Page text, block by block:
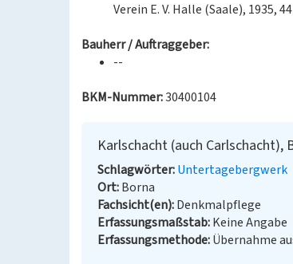
Verein E. V. Halle (Saale), 1935,
Bauherr / Auftraggeber:
--
BKM-Nummer:30400104
Karlschacht (auch Carlschacht),
Schlagwörter Untertagebergwerk
Ort Borna
Fachsicht(en) Denkmalpflege
Erfassungsmaßstab Keine Angabe
Erfassungsmethode Übernahme